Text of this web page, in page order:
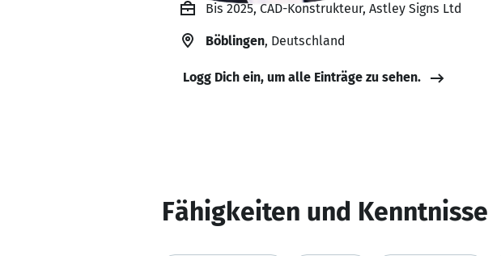
Bis 2025, CAD-Konstrukteur, Astley Signs Ltd
Böblingen, Deutschland
Logg Dich ein, um alle Einträge zu sehen.
Fähigkeiten und Kenntnisse